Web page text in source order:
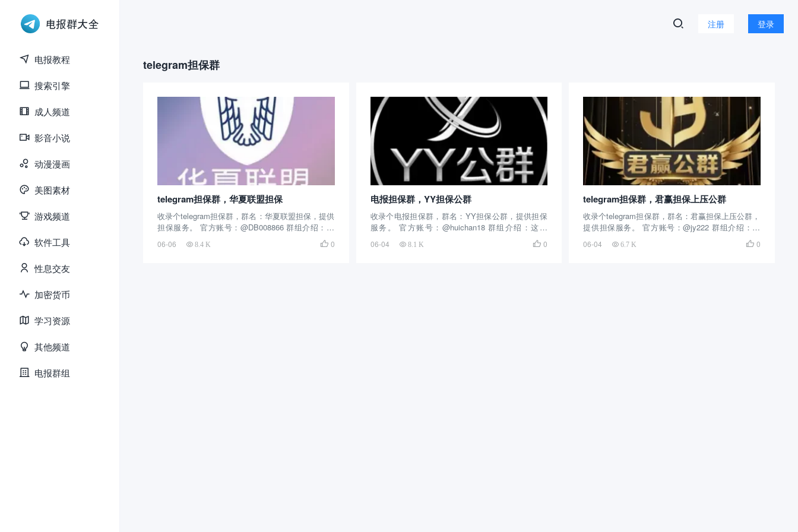
电报教程
搜索引擎
成人频道
影音小说
动漫漫画
美图素材
游戏频道
软件工具
性息交友
加密货币
学习资源
其他频道
电报群组
登录
注册
telegram担保群
telegram担保群，华夏联盟担保
收录个telegram担保群，群名：华夏联盟担保，提供
担保服务。 官方账号：@DB008866 群组介绍：这
个电报担保群创建的时间不长，去年创建的新群，
主要提供担保服务，虽然用户量不大，但是用户粘
06-06 8.4 K  0
电报担保群，YY担保公群
收录个电报担保群，群名：YY担保公群，提供担保
服务。 官方账号：@huichan18 群组介绍：这个
telegram担保群创建的时间很长了，算是早期的担保
群了，主要提供担保服务，在圈子的名气还是非常
06-04 8.1 K  0
telegram担保群，君赢担保上压公群
收录个telegram担保群，群名：君赢担保上压公群，
提供担保服务。 官方账号：@jy222 群组介绍：这
个电报担保群创建的时间很长了，算是比较早的担
保群了，主要提供担保服务，用户量很大，有供需
06-04 6.7 K  0